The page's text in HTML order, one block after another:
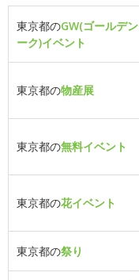
東京都のGW(ゴールデ
ーク)イベント
東京都の物産展
東京都の無料イベント
東京都の花イベント
東京都の祭り